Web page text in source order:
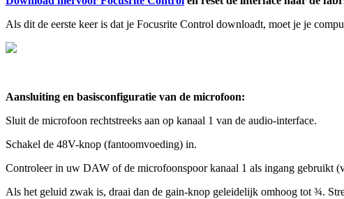
Als dit de eerste keer is dat je Focusrite Control downloadt, moet je je
Aansluiting en basisconfiguratie van de microfoon:
Sluit de microfoon rechtstreeks aan op kanaal 1 van de audio-interface.
Schakel de 48V-knop (fantoomvoeding) in.
Controleer in uw DAW of de microfoonspoor kanaal 1 als ingang gebruikt (
Als het geluid zwak is, draai dan de gain-knop geleidelijk omhoog tot ¾.